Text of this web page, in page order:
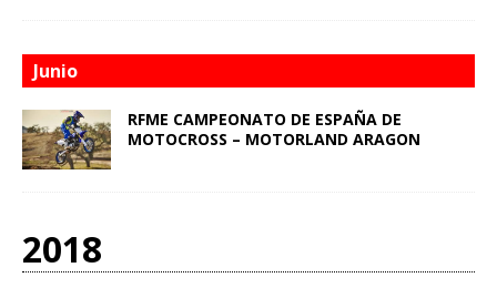
Junio
RFME CAMPEONATO DE ESPAÑA DE
MOTOCROSS – MOTORLAND ARAGON
2018